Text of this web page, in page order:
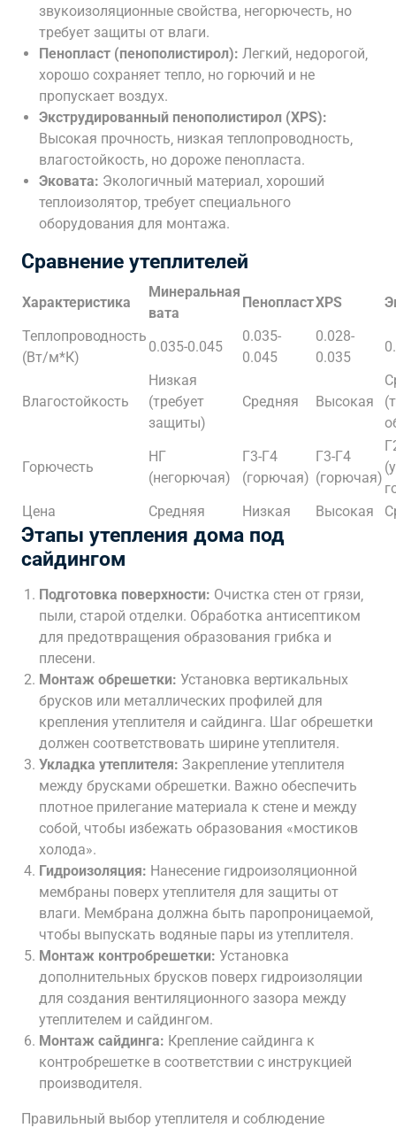
звукоизоляционные свойства‚ негорючесть‚ но
требует защиты от влаги.
Пенопласт (пенополистирол): Легкий‚ недорогой‚
хорошо сохраняет тепло‚ но горючий и не
пропускает воздух.
Экструдированный пенополистирол (XPS):
Высокая прочность‚ низкая теплопроводность‚
влагостойкость‚ но дороже пенопласта.
Эковата: Экологичный материал‚ хороший
теплоизолятор‚ требует специального
оборудования для монтажа.
Сравнение утеплителей
Характеристика
Минеральная
вата
ПенопластXPS
Теплопроводность
(Вт/м*К)
0.035-0.045
0.035-
0.045
0.028-
0.035
Влагостойкость
Низкая
(требует
защиты)
Средняя Высокая
Горючесть
НГ
(негорючая)
Г3-Г4
(горючая)
Г3-Г4
(горючая)
Цена
Средняя Низкая Высокая
Этапы утепления дома под
сайдингом
Подготовка поверхности: Очистка стен от грязи‚
пыли‚ старой отделки. Обработка антисептиком
для предотвращения образования грибка и
плесени.
Монтаж обрешетки: Установка вертикальных
брусков или металлических профилей для
крепления утеплителя и сайдинга. Шаг обрешетки
должен соответствовать ширине утеплителя.
Укладка утеплителя: Закрепление утеплителя
между брусками обрешетки. Важно обеспечить
плотное прилегание материала к стене и между
собой‚ чтобы избежать образования «мостиков
холода».
Гидроизоляция: Нанесение гидроизоляционной
мембраны поверх утеплителя для защиты от
влаги. Мембрана должна быть паропроницаемой‚
чтобы выпускать водяные пары из утеплителя.
Монтаж контробрешетки: Установка
дополнительных брусков поверх гидроизоляции
для создания вентиляционного зазора между
утеплителем и сайдингом.
Монтаж сайдинга: Крепление сайдинга к
контробрешетке в соответствии с инструкцией
производителя.
Правильный выбор утеплителя и соблюдение